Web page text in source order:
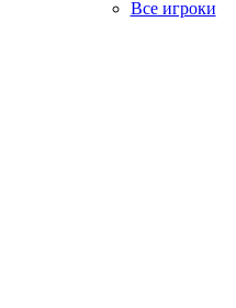
Все игроки